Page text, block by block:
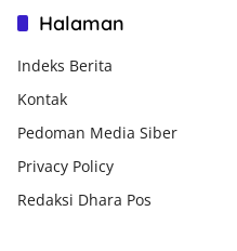
Halaman
Indeks Berita
Kontak
Pedoman Media Siber
Privacy Policy
Redaksi Dhara Pos